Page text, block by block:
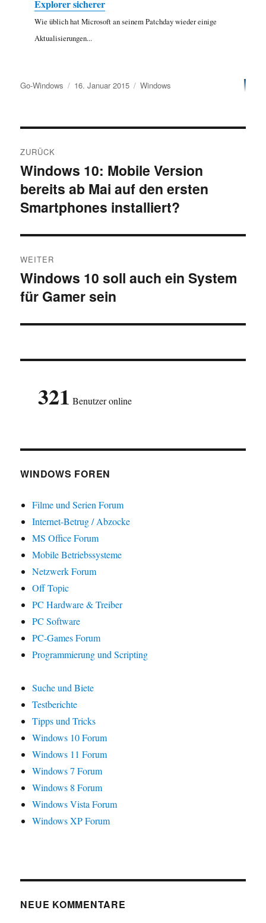
Explorer sicherer
Wie üblich hat Microsoft an seinem Patchday wieder einige
Aktualisierungen...
Autor
Go-Windows
Veröffentlicht
16. Januar 2015 Kategorien
Windows
ZURÜCK
Vorheriger
Beitrag:
Windows 10: Mobile Version
bereits ab Mai auf den ersten
Smartphones installiert?
WEITER
Nächster
Beitrag:
Windows 10 soll auch ein System
für Gamer sein
321 Benutzer online
WINDOWS FOREN
Filme und Serien Forum
Internet-Betrug / Abzocke
MS Office Forum
Mobile Betriebssysteme
Netzwerk Forum
Off Topic
PC Hardware & Treiber
PC Software
PC-Games Forum
Programmierung und Scripting
Suche und Biete
Testberichte
Tipps und Tricks
Windows 10 Forum
Windows 11 Forum
Windows 7 Forum
Windows 8 Forum
Windows Vista Forum
Windows XP Forum
NEUE KOMMENTARE